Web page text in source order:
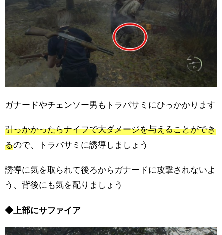
ガナードやチェンソー男もトラバサミにひっかかります
引っかかったらナイフで大ダメージを与えることができ
るので、トラバサミに誘導しましょう
誘導に気を取られて後ろからガナードに攻撃されないよ
う、背後にも気を配りましょう
◆上部にサファイア